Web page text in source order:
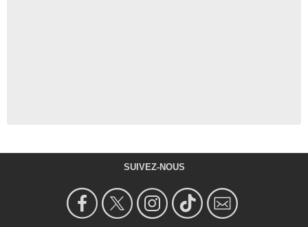
SUIVEZ-NOUS